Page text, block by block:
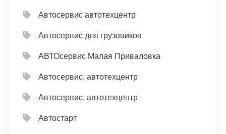
Автосервис автотехцентр
Автосервис для грузовиков
АВТОсервис Малая Приваловка
Автосервис, автотехцентр
Автосервис, автотехцентр
Автостарт